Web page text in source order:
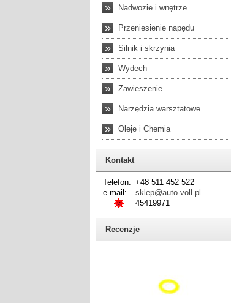
» Nadwozie i wnętrze
» Przeniesienie napędu
» Silnik i skrzynia
» Wydech
» Zawieszenie
» Narzędzia warsztatowe
» Oleje i Chemia
Kontakt
Telefon: +48 511 452 522
e-mail:
sklep@auto-voll.pl
45419971
Recenzje